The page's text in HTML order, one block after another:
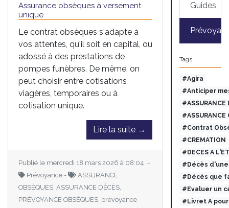
Assurance obsèques à versement
unique
Le contrat obsèques s'adapte à
vos attentes, qu'il soit en capital, ou
adossé à des prestations de
pompes funèbres. De même, on
peut choisir entre cotisations
viagères, temporaires ou à
cotisation unique.
Lire la suite →
Publié le mercredi 18 mars 2026 à 08:04 -
Prévoyance -
ASSURANCE
OBSÈQUES, ASSURANCE DÉCÈS,
PRÉVOYANCE OBSÈQUES, prevoyance
Guides
Tags
#Agira
#Anticiper
#ASSURANCE
#ASSURANCE
#Contrat
#CREMATION
#DECES A
#Décès
#Décès que
#Evaluer un
#Livret A